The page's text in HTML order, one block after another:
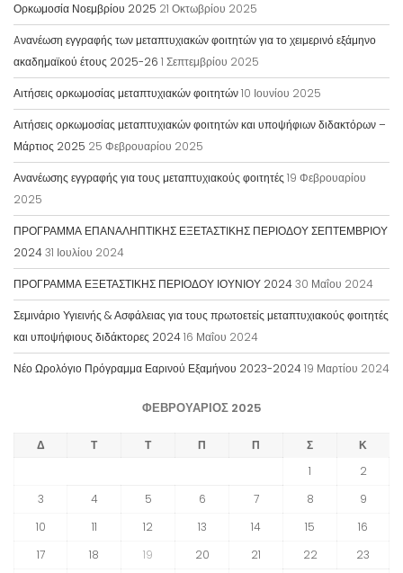
Ορκωμοσία Νοεμβρίου 2025 21 Οκτωβρίου 2025
Aνανέωση εγγραφής των μεταπτυχιακών φοιτητών για το χειμερινό εξάμηνο
ακαδημαϊκού έτους 2025-26 1 Σεπτεμβρίου 2025
Αιτήσεις ορκωμοσίας μεταπτυχιακών φοιτητών10 Ιουνίου 2025
Αιτήσεις ορκωμοσίας μεταπτυχιακών φοιτητών και υποψήφιων διδακτόρων –
Μάρτιος 2025 25 Φεβρουαρίου 2025
Ανανέωσης εγγραφής για τους μεταπτυχιακούς φοιτητές 19 Φεβρουαρίου
2025
ΠΡΟΓΡΑΜΜΑ ΕΠΑΝΑΛΗΠΤΙΚΗΣ ΕΞΕΤΑΣΤΙΚΗΣ ΠΕΡΙΟΔΟΥ ΣΕΠΤΕΜΒΡΙΟΥ
202431 Ιουλίου 2024
ΠΡΟΓΡΑΜΜΑ ΕΞΕΤΑΣΤΙΚΗΣ ΠΕΡΙΟΔΟΥ ΙΟΥΝΙΟΥ 202430 Μαΐου 2024
Σεμινάριο Υγιεινής & Ασφάλειας για τους πρωτοετείς μεταπτυχιακούς φοιτητές
και υποψήφιους διδάκτορες 202416 Μαΐου 2024
Νέο Ωρολόγιο Πρόγραμμα Εαρινού Εξαμήνου 2023-202419 Μαρτίου 2024
ΦΕΒΡΟΥΆΡΙΟΣ 2025
Δ Τ Τ Π Π Σ
Κ
1
2
3
4 5 6 7 8
9
10
11 12 13 14 15
16
17
18 19 20 21 22 23